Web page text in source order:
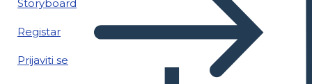
Storyboard
Registar
Prijaviti se